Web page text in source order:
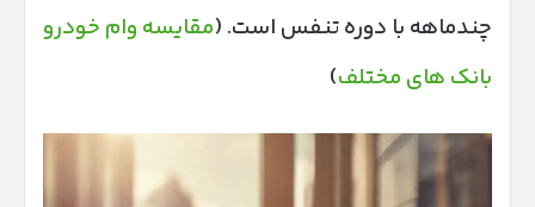
چندماهه با دوره تنفس است. (مقایسه وام خودرو
بانک‌ های مختلف)